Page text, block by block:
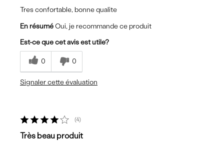
Tres confortable, bonne qualite
En résumé Oui, je recommande ce produit
Est-ce que cet avis est utile?
0 0
Signaler cette évaluation
4
Très beau produit